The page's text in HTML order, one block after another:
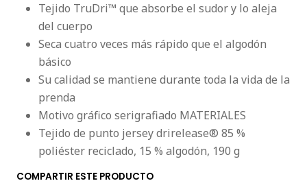
Tejido TruDri™ que absorbe el sudor y lo aleja
del cuerpo
Seca cuatro veces más rápido que el algodón
básico
Su calidad se mantiene durante toda la vida de la
prenda
Motivo gráfico serigrafiado MATERIALES
Tejido de punto jersey drirelease® 85 %
poliéster reciclado, 15 % algodón, 190 g
COMPARTIR ESTE PRODUCTO